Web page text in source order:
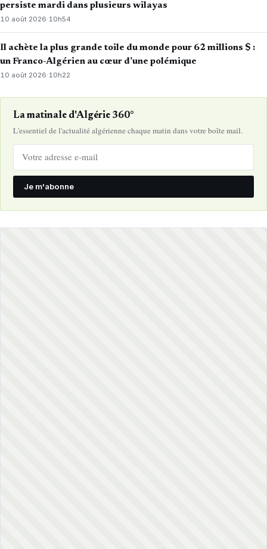
persiste mardi dans plusieurs wilayas
10 août 2026·10h54
Il achète la plus grande toile du monde pour 62 millions $ :
un Franco-Algérien au cœur d’une polémique
10 août 2026·10h22
La matinale d'Algérie 360°
L'essentiel de l'actualité algérienne chaque matin dans votre boîte mail.
Je m'abonne